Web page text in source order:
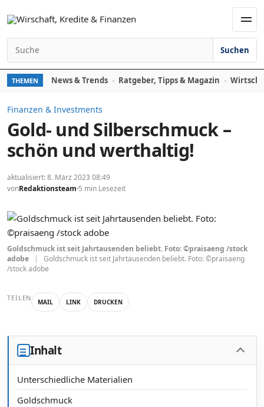
Suchen nach:
Suchen
THEMEN News & Trends Ratgeber, Tipps & Magazin
Finanzen & Investments
Gold- und Silberschmuck –
schön und werthaltig!
aktualisiert: 8. März 2023 08:49
vonRedaktionsteam 5 min Lesezeit
Goldschmuck ist seit Jahrtausenden beliebt. Foto: ©praisaeng /stock
adobe
|
Goldschmuck ist seit Jahrtausenden beliebt. Foto: ©praisaeng
/stock adobe
TEILEN MAIL LINK DRUCKEN
Inhalt
Unterschiedliche Materialien
Goldschmuck